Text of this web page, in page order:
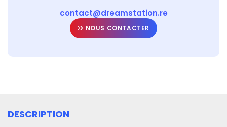
contact@dreamstation.re
NOUS CONTACTER
DESCRIPTION